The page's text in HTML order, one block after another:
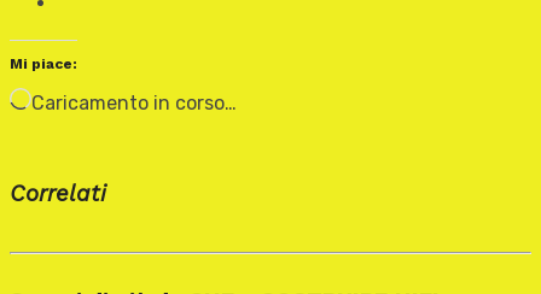
Mi piace:
Caricamento in corso…
Correlati